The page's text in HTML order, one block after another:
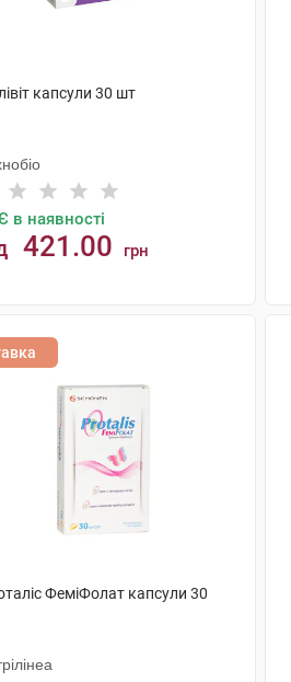
капсули 30 шт
в наявності
421.00 грн
ФеміФолат капсули 30